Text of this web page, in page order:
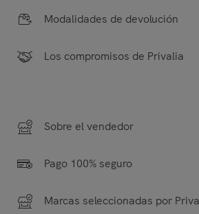
Modalidades de devolución
Los compromisos de Privalia
Sobre el vendedor
Pago 100% seguro
Marcas seleccionadas por